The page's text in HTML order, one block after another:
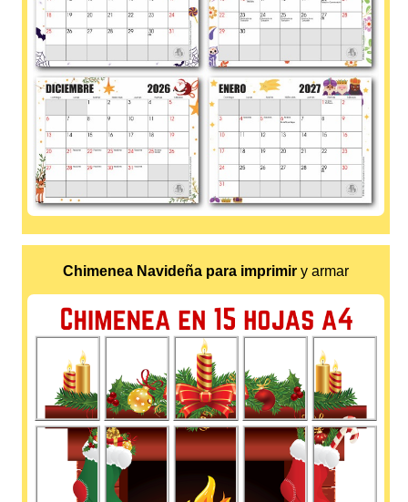
Chimenea Navideña para imprimiry armar